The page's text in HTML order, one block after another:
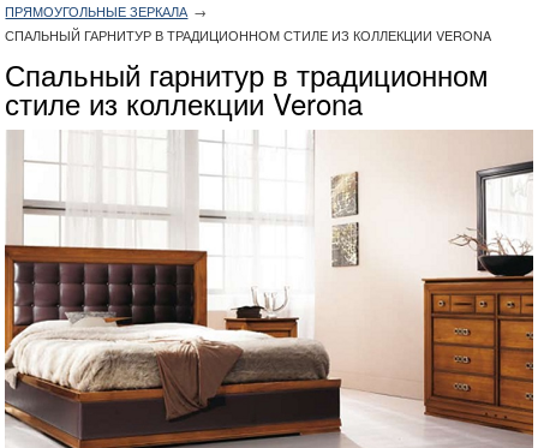
ПРЯМОУГОЛЬНЫЕ ЗЕРКАЛА →
СПАЛЬНЫЙ ГАРНИТУР В ТРАДИЦИОННОМ СТИЛЕ ИЗ КОЛЛЕКЦИИ VERONA
Спальный гарнитур в традиционном
стиле из коллекции Verona